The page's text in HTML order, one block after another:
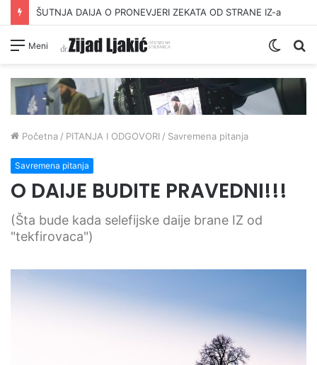
DAVANJE ZEKATA OFRLJE
Meni
Switch
Početna / PITANJA I ODGOVORI / Savremena pitanja
Savremena pitanja
O DAIJE BUDITE PRAVEDNI!!!
(Šta bude kada selefijske daije brane IZ od
"tekfirovaca")